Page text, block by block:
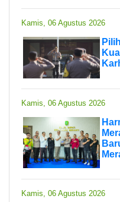
Kamis, 06 Agustus 2026
Kamis, 06 Agustus 2026
Kamis, 06 Agustus 2026